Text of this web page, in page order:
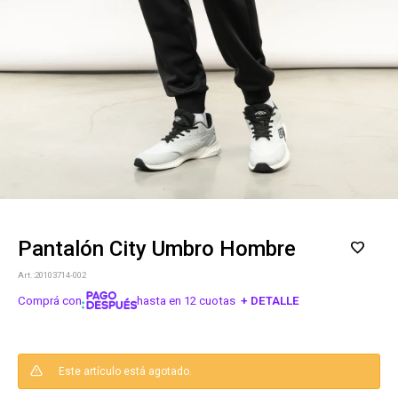
Pantalón City Umbro Hombre
20103714-002
Comprá con hasta en 12 cuotas + DETALLE
Este artículo está agotado.